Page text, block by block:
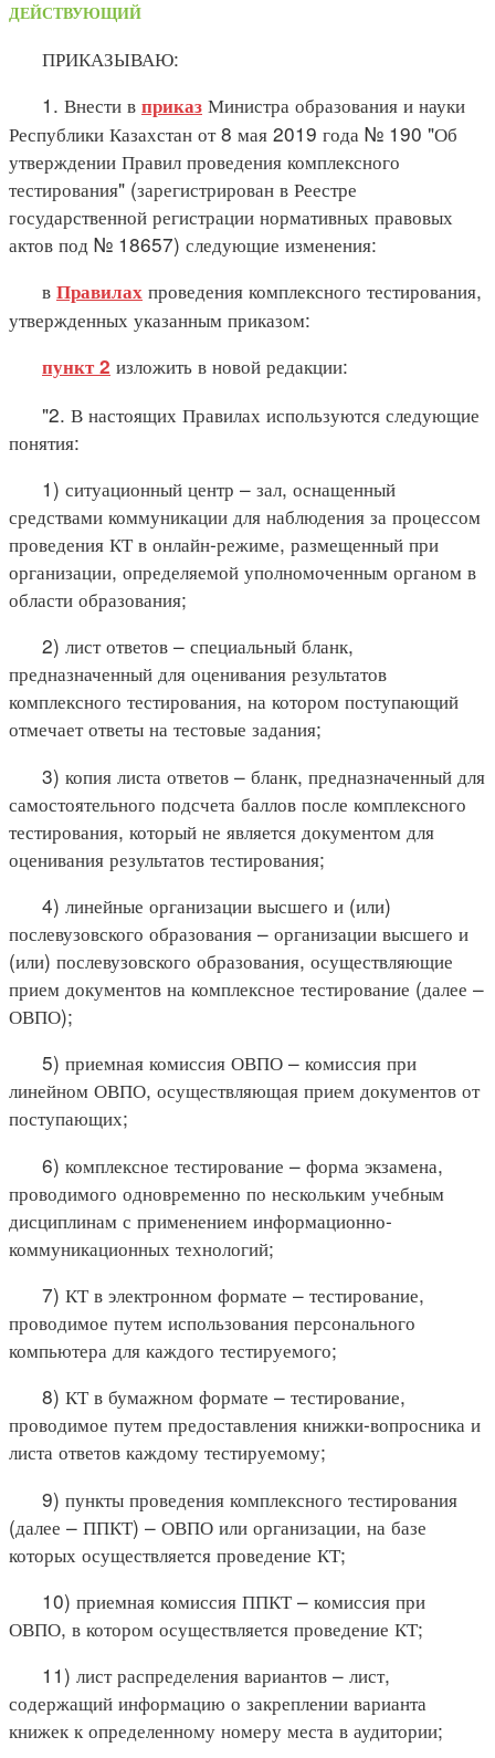
ДЕЙСТВУЮЩИЙ
ПРИКАЗЫВАЮ:
1. Внести в приказ Министра образования и науки
Республики Казахстан от 8 мая 2019 года № 190 "Об
утверждении Правил проведения комплексного
тестирования" (зарегистрирован в Реестре
государственной регистрации нормативных правовых
актов под № 18657) следующие изменения:
в Правилах проведения комплексного тестирования,
утвержденных указанным приказом:
пункт 2 изложить в новой редакции:
"2. В настоящих Правилах используются следующие
понятия:
1) ситуационный центр – зал, оснащенный
средствами коммуникации для наблюдения за процессом
проведения КТ в онлайн-режиме, размещенный при
организации, определяемой уполномоченным органом в
области образования;
2) лист ответов – специальный бланк,
предназначенный для оценивания результатов
комплексного тестирования, на котором поступающий
отмечает ответы на тестовые задания;
3) копия листа ответов – бланк, предназначенный для
самостоятельного подсчета баллов после комплексного
тестирования, который не является документом для
оценивания результатов тестирования;
4) линейные организации высшего и (или)
послевузовского образования – организации высшего и
(или) послевузовского образования, осуществляющие
прием документов на комплексное тестирование (далее –
ОВПО);
5) приемная комиссия ОВПО – комиссия при
линейном ОВПО, осуществляющая прием документов от
поступающих;
6) комплексное тестирование – форма экзамена,
проводимого одновременно по нескольким учебным
дисциплинам с применением информационно-
коммуникационных технологий;
7) КТ в электронном формате – тестирование,
проводимое путем использования персонального
компьютера для каждого тестируемого;
8) КТ в бумажном формате – тестирование,
проводимое путем предоставления книжки-вопросника и
листа ответов каждому тестируемому;
9) пункты проведения комплексного тестирования
(далее – ППКТ) – ОВПО или организации, на базе
которых осуществляется проведение КТ;
10) приемная комиссия ППКТ – комиссия при
ОВПО, в котором осуществляется проведение КТ;
11) лист распределения вариантов – лист,
содержащий информацию о закреплении варианта
книжек к определенному номеру места в аудитории;